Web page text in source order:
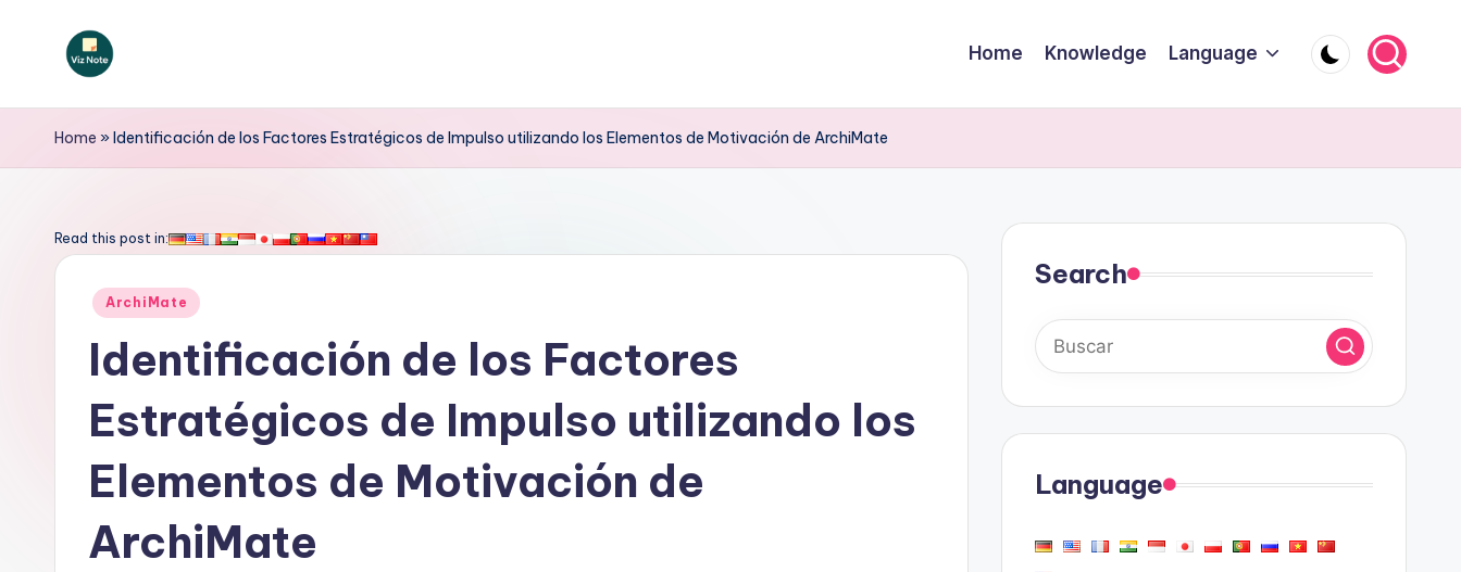
V
iz
o
is
Home Knowledge Language
Home »Identificación de los Factores Estratégicos de Impulso utilizando los Elementos de Motivación de ArchiMate
Read this post in:
Publicado
ArchiMate
Identificación de los Factores
Estratégicos de Impulso utilizando los
Elementos de Motivación de
ArchiMate
Search
Language